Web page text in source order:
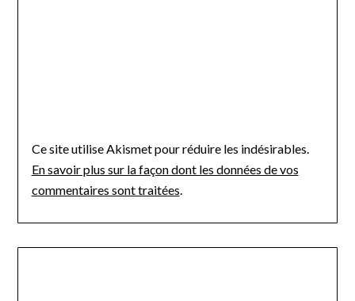
Ce site utilise Akismet pour réduire les indésirables.
En savoir plus sur la façon dont les données de vos
commentaires sont traitées.